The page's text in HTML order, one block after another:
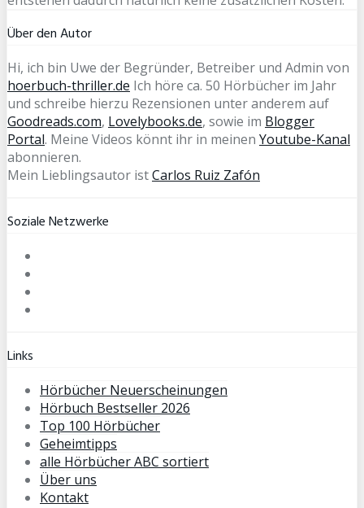
Über den Autor
Hi, ich bin Uwe der Begründer, Betreiber und Admin von
hoerbuch-thriller.de Ich höre ca. 50 Hörbücher im Jahr
und schreibe hierzu Rezensionen unter anderem auf
Goodreads.com, Lovelybooks.de, sowie im Blogger
Portal. Meine Videos könnt ihr in meinen Youtube-Kanal
abonnieren.
Mein Lieblingsautor istCarlos Ruiz Zafón
Soziale Netzwerke
Links
Hörbücher Neuerscheinungen
Hörbuch Bestseller 2026
Top 100 Hörbücher
Geheimtipps
alle Hörbücher ABC sortiert
Über uns
Kontakt